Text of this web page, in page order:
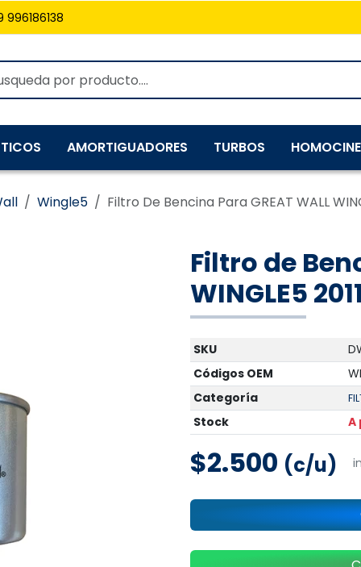
996186138
AMORTIGUADORES TURBOS
Wingle5 Filtro De Bencina Para GREAT WALL
Filtro de
WINGLE5
SKU
Códigos OEM
Categoría
Stock A
$2.500 (c/u)